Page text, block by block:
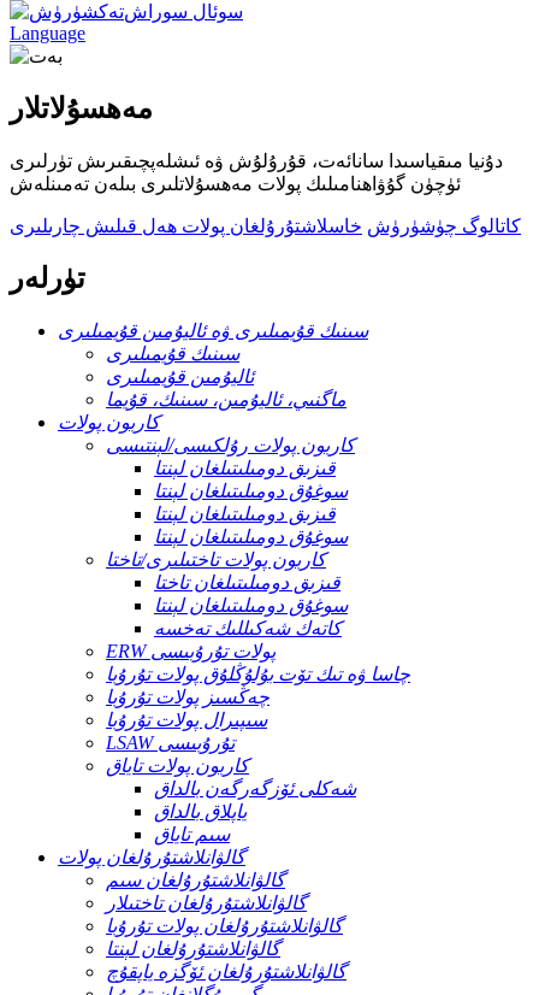
سوئال سوراش
Language
مەھسۇلاتلار
دۇنيا مىقياسىدا سانائەت، قۇرۇلۇش ۋە ئىشلەپچىقىرىش تۈرلىرى
ئۈچۈن گۇۋاھنامىلىك پولات مەھسۇلاتلىرى بىلەن تەمىنلەش
كاتالوگ چۈشۈرۈش خاسلاشتۇرۇلغان پولات ھەل قىلىش چارىلىرى
تۈرلەر
سىنىك قۇيمىلىرى ۋە ئاليۇمىن قۇيمىلىرى
سىنىك قۇيمىلىرى
ئاليۇمىن قۇيمىلىرى
ماگنىي، ئاليۇمىن، سىنىك، قۇيما
كاربون پولات
كاربون پولات رۇلكىسى/لېنتىسى
قىزىق دومىلىتىلغان لېنتا
سوغۇق دومىلىتىلغان لېنتا
قىزىق دومىلىتىلغان لېنتا
سوغۇق دومىلىتىلغان لېنتا
كاربون پولات تاختىلىرى/تاختا
قىزىق دومىلىتىلغان تاختا
سوغۇق دومىلىتىلغان لېنتا
كاتەك شەكىللىك تەخسە
ERW پولات تۇرۇبىسى
چاسا ۋە تىك تۆت بۇلۇڭلۇق پولات تۇرۇبا
چەڭسىز پولات تۇرۇبا
سىپىرال پولات تۇرۇبا
LSAW تۇرۇبىسى
كاربون پولات تاياق
شەكلى ئۆزگەرگەن بالداق
ياپلاق بالداق
سىم تاياق
گالۋانلاشتۇرۇلغان پولات
گالۋانلاشتۇرۇلغان سىم
گالۋانلاشتۇرۇلغان تاختىلار
گالۋانلاشتۇرۇلغان پولات تۇرۇبا
گالۋانلاشتۇرۇلغان لېنتا
گالۋانلاشتۇرۇلغان ئۆگزە ياپقۇچ